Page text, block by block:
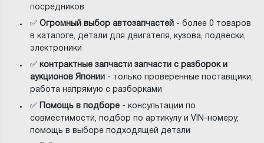
посредников
✅Огромный выбор автозапчастей - более 0 товаров
в каталоге, детали для двигателя, кузова, подвески,
электроники
✅ контрактные запчасти запчасти с разборок и
аукционов Японии - только проверенные поставщики,
работа напрямую с разборками
✅ Помощь в подборе - консультации по
совместимости, подбор по артикулу и VIN-номеру,
помощь в выборе подходящей детали